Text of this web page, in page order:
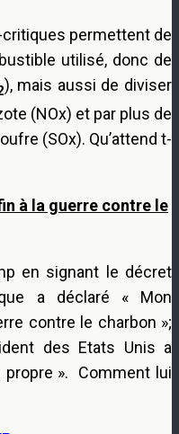
permettent de
utilisé, donc de
), mais aussi de diviser
(NOx) et par plus de
(SOx). Qu’attend t-
à la guerre contre le
en signant le décret
a déclaré « Mon
contre le charbon »;
des Etats Unis a
propre ». Comment lui